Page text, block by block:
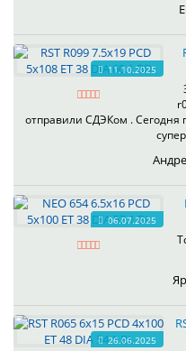
11.10.2025
отправили СДЭКом . Сегодня
06.07.2025
26.06.2025